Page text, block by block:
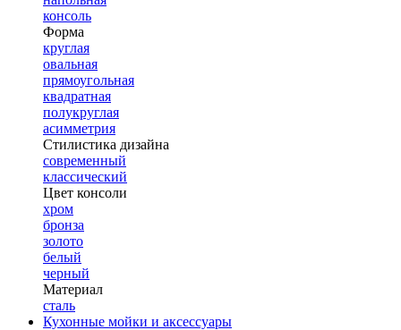
консоль
Форма
круглая
овальная
прямоугольная
квадратная
полукруглая
асимметрия
Стилистика дизайна
современный
классический
Цвет консоли
хром
бронза
золото
белый
черный
Материал
сталь
Кухонные мойки и аксессуары